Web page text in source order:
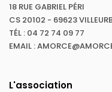
18 RUE GABRIEL PÉRI
CS 20102 - 69623
TÉL : 04 72 74 09 77
EMAIL :
L'association